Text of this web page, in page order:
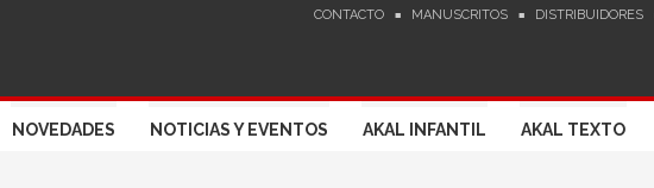
CONTACTO MANUSCRITOS DISTRIBUIDORES
NOVEDADES NOTICIAS Y EVENTOS AKAL INFANTIL AKAL TEXTO